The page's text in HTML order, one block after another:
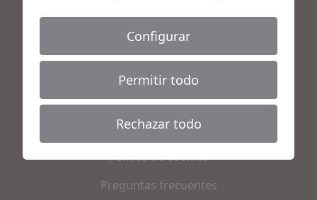
info@coverisland.es
Legal
Aviso legal
Política de privacidad
Política de cookies
Preguntas frecuentes
Configurar
Permitir todo
Rechazar todo